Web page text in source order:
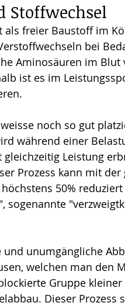
Stoffwechsel
als freier Baustoff im
bei
Aminosäuren im
ist es im
noch so gut
während einer
gleichzeitig Leistung
Prozess kann mit
50%
sogenannte
und unumgängliche
welchen man den
Gruppe
Dieser Prozess